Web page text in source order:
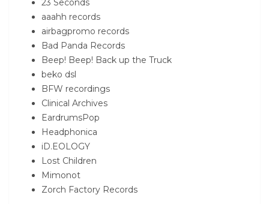
23 Seconds
aaahh records
airbagpromo records
Bad Panda Records
Beep! Beep! Back up the Truck
beko dsl
BFW recordings
Clinical Archives
EardrumsPop
Headphonica
iD.EOLOGY
Lost Children
Mimonot
Zorch Factory Records